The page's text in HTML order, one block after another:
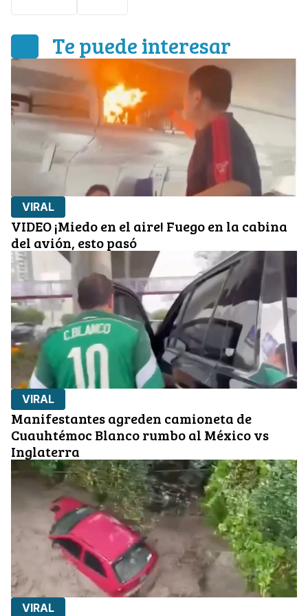
Te puede interesar
VIRAL
VIDEO ¡Miedo en el aire! Fuego en la cabina
del avión, esto pasó
VIRAL
Manifestantes agreden camioneta de
Cuauhtémoc Blanco rumbo al México vs
Inglaterra
VIRAL